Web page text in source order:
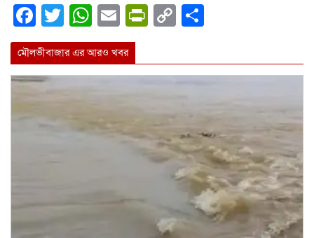
Facebook
Twitter
WhatsApp
EmailPrintFriendly
Copy
মৌলভীবাজার এর আরও খবর